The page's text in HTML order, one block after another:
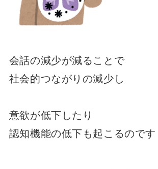
会話の減少が減ることで
社会的つながりの減少し
意欲が低下したり
認知機能の低下も起こるのです